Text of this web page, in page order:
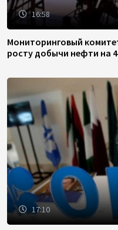
16:58
Мониторинговый
росту добычи нефти на
17:10